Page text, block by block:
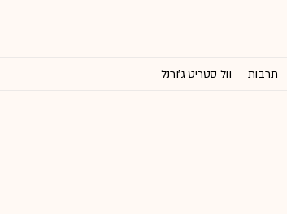
תרבות וול סטריט ג'ורנל